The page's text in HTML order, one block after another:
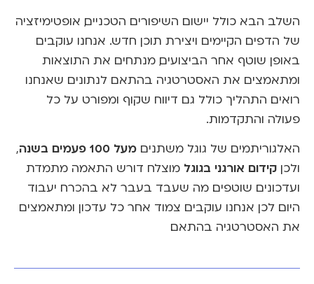
השלב הבא כולל יישום השיפורים הטכניים, אופטימיזציה
של הדפים הקיימים ויצירת תוכן חדש. אנחנו עוקבים
באופן שוטף אחר הביצועים, מנתחים את התוצאות
ומתאמצים את האסטרטגיה בהתאם לנתונים שאנחנו
רואים. התהליך כולל גם דיווח שקוף ומפורט על כל
פעולה והתקדמות.
האלגוריתמים של גוגל משתנים מעל 100 פעמים בשנה
,
ולכן קידום אורגני בגוגל מוצלח דורש התאמה מתמדת
ועדכונים שוטפים. מה שעבד בעבר לא בהכרח יעבוד
היום. לכן אנחנו עוקבים צמוד אחר כל עדכון ומתאמצים
את האסטרטגיה בהתאם.